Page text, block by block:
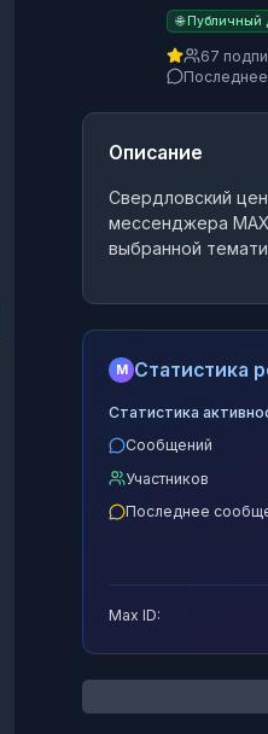
🌐 Публичный
67
Описание
Свердловский
мессенджера
выбранной
M Статистика
Статистика
Сообщений
Участников
Последнее
Max ID: